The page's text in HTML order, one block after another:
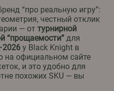
“про реальную игру”:
честный отклик
— от турнирной
“прощаемости” для
у Black Knight в
на официальном сайте
и это удобно для
похожих SKU — вы